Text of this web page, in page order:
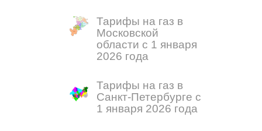
Тарифы на газ в
Московской
области с 1 января
2026 года
Тарифы на газ в
Санкт-Петербурге с
1 января 2026 года